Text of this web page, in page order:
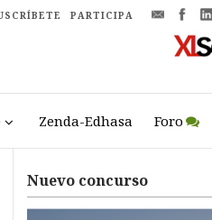
PARTICIPA
Zenda-Edhasa Foro
Nuevo concurso